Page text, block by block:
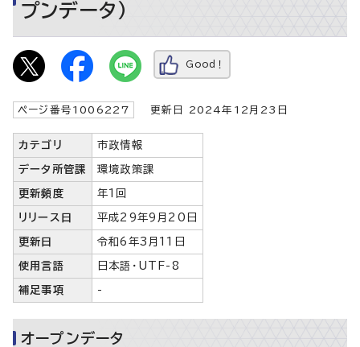
プンデータ）
Good！
ページ番号1006227 更新日 2024年12月23日
カテゴリ 市政情報
データ所管課 環境政策課
更新頻度 年1回
リリース日 平成29年9月20日
更新日 令和6年3月11日
使用言語 日本語・UTF-8
補足事項 -
オープンデータ